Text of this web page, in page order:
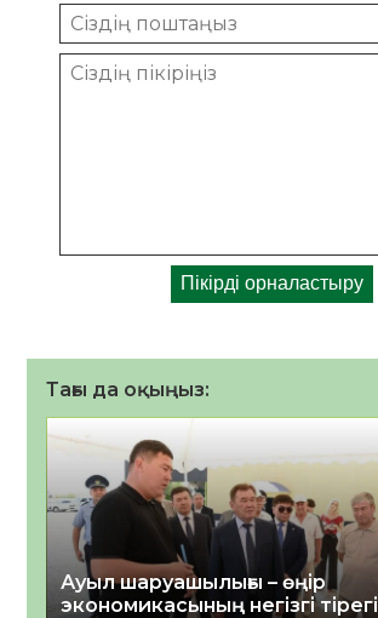
Тағы да оқыңыз:
Ауыл шаруашылығы – өңір
экономикасының негізгі тірегі